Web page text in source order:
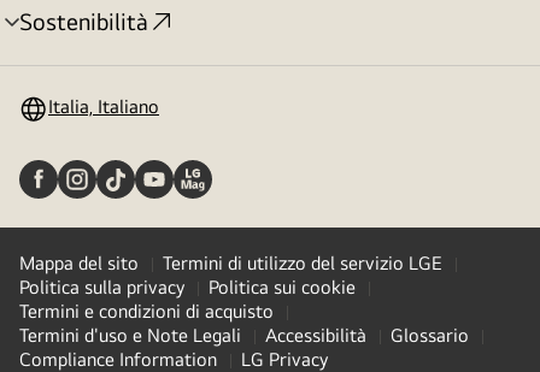
Sostenibilità
Attivazione
Italia, Italiano
Mappa del sito
Termini di utilizzo del servizio LGE
Politica sulla privacy
Politica sui cookie
Termini e condizioni di acquisto
Termini d'uso e Note Legali
Accessibilità
Glossario
Compliance Information
LG Privacy